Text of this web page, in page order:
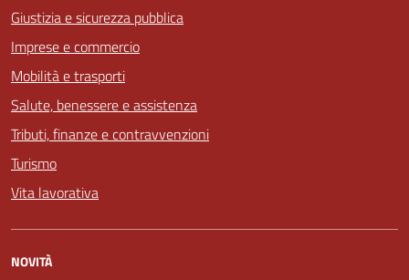
Giustizia e sicurezza pubblica
Imprese e commercio
Mobilità e trasporti
Salute, benessere e assistenza
Tributi, finanze e contravvenzioni
Turismo
Vita lavorativa
NOVITÀ